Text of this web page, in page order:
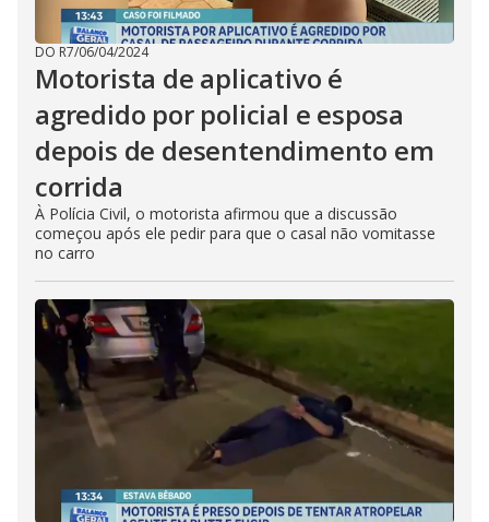
DO R7/06/04/2024
Motorista de aplicativo é
agredido por policial e esposa
depois de desentendimento em
corrida
À Polícia Civil, o motorista afirmou que a discussão
começou após ele pedir para que o casal não vomitasse
no carro